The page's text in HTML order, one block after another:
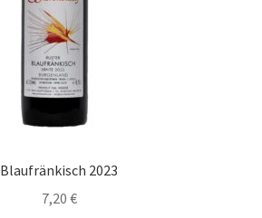
Blaufränkisch 2023
7,20 €